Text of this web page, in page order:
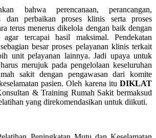
bahwa perencanaan, perancangan,
dan perbaikan proses klinis serta proses
terus menerus dikelola dengan baik dengan
agar tercapai hasil maksimal. Pendekatan
besar proses pelayanan klinis terkait
unit pelayanan lainnya. Jadi upaya untuk
merujuk pada pengelolaan keseluruhan
sakit dengan pengawasan dari komite
pasien. Oleh karena itu DIKLAT
& Training Rumah Sakit bermaksud
yang direkomendasikan untuk diikuti.